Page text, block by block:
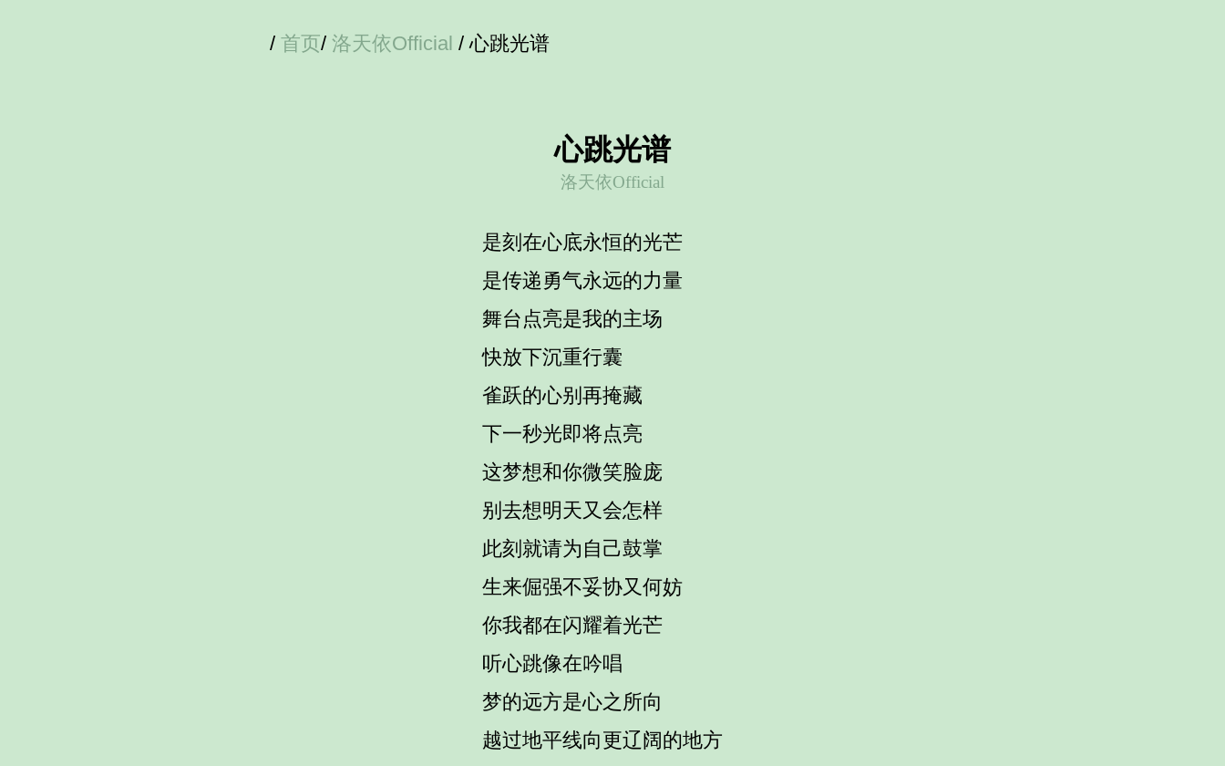
/ 首页/ 洛天依Official / 心跳光谱
心跳光谱
洛天依Official
是刻在心底永恒的光芒
是传递勇气永远的力量
舞台点亮是我的主场
快放下沉重行囊
雀跃的心别再掩藏
下一秒光即将点亮
这梦想和你微笑脸庞
别去想明天又会怎样
此刻就请为自己鼓掌
生来倔强不妥协又何妨
你我都在闪耀着光芒
听心跳像在吟唱
梦的远方是心之所向
越过地平线向更辽阔的地方